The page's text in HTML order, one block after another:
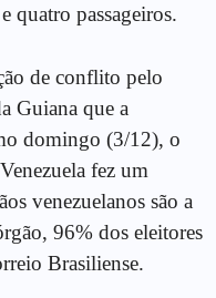
quatro passageiros.
de conflito pelo
Guiana que a
domingo (3/12), o
fez um
venezuelanos são a
96% dos eleitores
Brasiliense.